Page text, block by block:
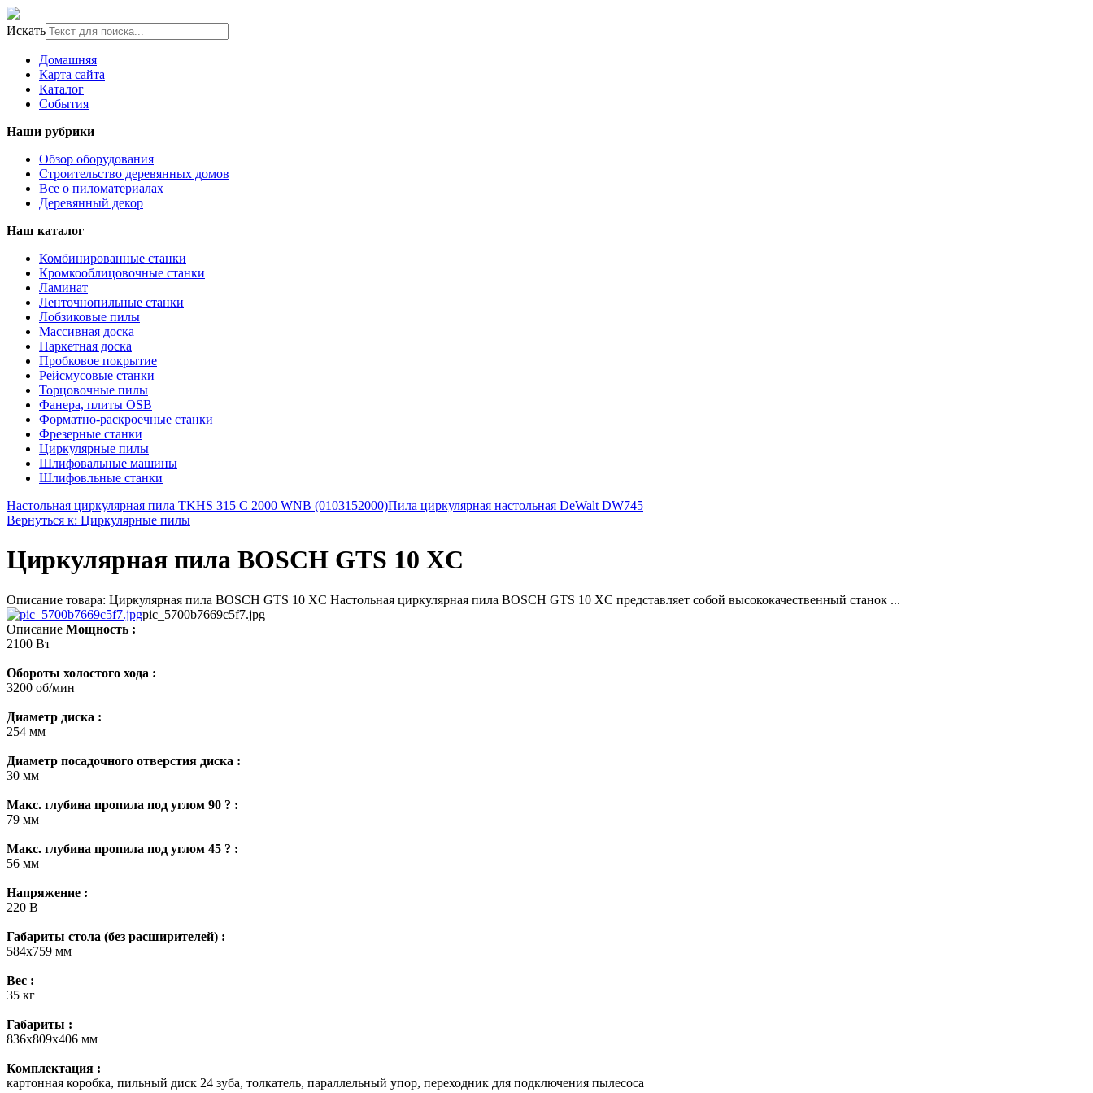
Искать
Домашняя
Карта сайта
Каталог
События
Наши рубрики
Обзор оборудования
Строительство деревянных домов
Все о пиломатериалах
Деревянный декор
Наш каталог
Комбинированные станки
Кромкооблицовочные станки
Ламинат
Ленточнопильные станки
Лобзиковые пилы
Массивная доска
Паркетная доска
Пробковое покрытие
Рейсмусовые станки
Торцовочные пилы
Фанера, плиты OSB
Форматно-раскроечные станки
Фрезерные станки
Циркулярные пилы
Шлифовальные машины
Шлифовльные станки
Настольная циркулярная пила TKHS 315 C 2000 WNB (0103152000)Пила циркулярная настольная DeWalt DW745
Вернуться к: Циркулярные пилы
Циркулярная пила BOSCH GTS 10 XC
Описание товара: Циркулярная пила BOSCH GTS 10 XC Настольная циркулярная пила BOSCH GTS 10 XC представляет собой высококачественный станок ...
pic_5700b7669c5f7.jpg
Описание Мощность :
2100 Вт
Обороты холостого хода :
3200 об/мин
Диаметр диска :
254 мм
Диаметр посадочного отверстия диска :
30 мм
Макс. глубина пропила под углом 90 ? :
79 мм
Макс. глубина пропила под углом 45 ? :
56 мм
Напряжение :
220 В
Габариты стола (без расширителей) :
584x759 мм
Вес :
35 кг
Габариты :
836x809x406 мм
Комплектация :
картонная коробка, пильный диск 24 зуба, толкатель, параллельный упор, переходник для подключения пылесоса